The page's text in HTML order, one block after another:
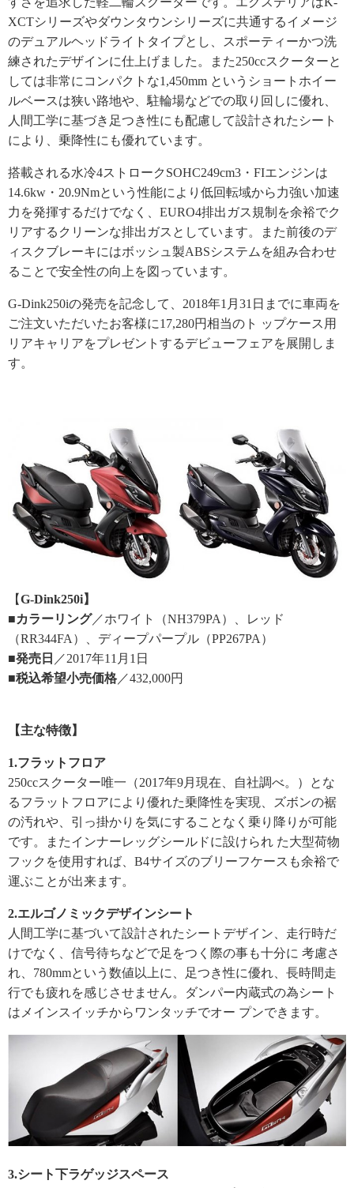
XCTシリーズやダウンタウンシリーズに共通するイメージ
のデュ アルヘッドライトタイプとし、
スポーティーかつ洗
練されたデザインに仕上げました。
また250ccスクーターと
しては非常にコンパクトな1,450mm というショートホイー
ルベースは狭い路地や、 駐輪場などでの取り回しに優れ、
人間工学に基づき足つき性にも配慮して設計されたシート
により、 乗降性にも優れています。
搭載される水冷4ストロークSOHC249cm3・ FIエンジンは
14.6kw・20.9Nmという性能により低回転域から力強い加速
力を発揮するだけでなく、 EURO4排出ガス規制を余裕でク
リアするクリーンな排出ガスと しています。
また前後のデ
ィスクブレーキにはボッシュ製ABSシステムを組み合わせ
ることで安全性の向上を図っています。
G-Dink250iの発売を記念して、 2018年1月31日までに車両を
ご注文いただいたお客様に17,280円相当のト ップケース用
リアキャリアをプレゼントするデビューフェアを展開 しま
す。
【G-Dink250i】
■カラーリング／ホワイト（NH379PA）、レッド
（RR344FA）、 ディープパープル（PP267PA）
■発売日 ／2017年11月1日
■税込希望小売価格 ／432,000円
【主な特徴】
1.フラットフロア
250ccスクーター唯一（2017年9月現在、自社調べ。）
とな
るフラットフロアにより優れた乗降性を実現、
ズボンの裾
の汚れや、 引っ掛かりを気にすることなく乗り降りが可能
です。
またインナーレッグシールドに設けられ た大型荷物
フックを使用すれば、 B4サイズのブリーフケースも余裕で
運ぶことが出来ます。
2.エルゴノミックデザインシート
人間工学に基づいて設計されたシートデザイン、 走行時だ
けでなく、信号待ちなどで足をつく際の事も十分に 考慮さ
れ、780mmという数値以上に、足つき性に優れ、 長時間走
行でも疲れを感じさせません。
ダンパー内蔵式の為シート
はメインスイッチからワンタッチでオー プンできます。
3.シート下ラゲッジスペース